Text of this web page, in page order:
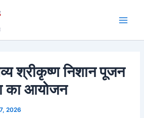
श्रीकृष्ण निशान पूजन
का आयोजन
2026